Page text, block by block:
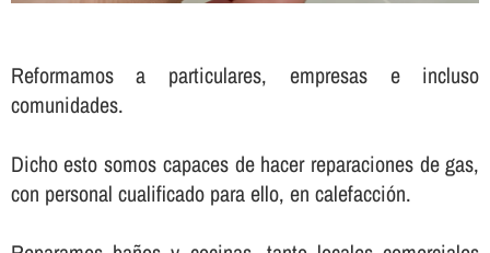
Reformamos a particulares, empresas e incluso
comunidades.
Dicho esto somos capaces de hacer reparaciones de gas,
con personal cualificado para ello, en calefacción.